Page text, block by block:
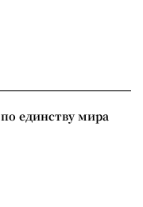
единству мира